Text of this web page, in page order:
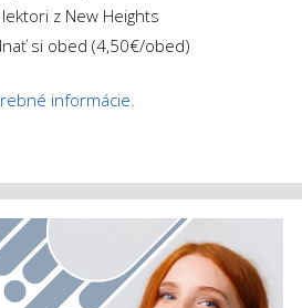
z New Heights
si obed (4,50€/obed)
informácie.